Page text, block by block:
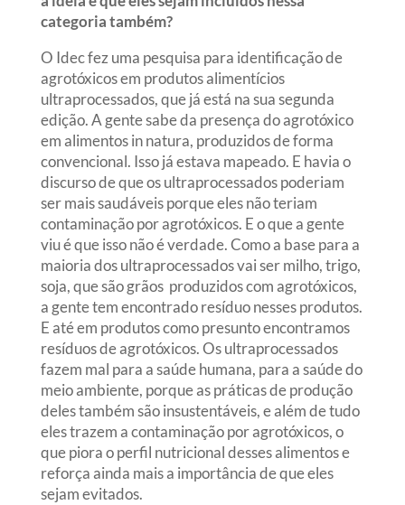
categoria também?
O Idec fez uma pesquisa para identificação de
agrotóxicos em produtos alimentícios
ultraprocessados, que já está na sua segunda
edição. A gente sabe da presença do agrotóxico
em alimentos in natura, produzidos de forma
convencional. Isso já estava mapeado. E havia o
discurso de que os ultraprocessados poderiam
ser mais saudáveis porque eles não teriam
contaminação por agrotóxicos. E o que a gente
viu é que isso não é verdade. Como a base para a
maioria dos ultraprocessados vai ser milho, trigo,
soja, que são grãos produzidos com agrotóxicos,
a gente tem encontrado resíduo nesses produtos.
E até em produtos como presunto encontramos
resíduos de agrotóxicos. Os ultraprocessados
fazem mal para a saúde humana, para a saúde do
meio ambiente, porque as práticas de produção
deles também são insustentáveis, e além de tudo
eles trazem a contaminação por agrotóxicos, o
que piora o perfil nutricional desses alimentos e
reforça ainda mais a importância de que eles
sejam evitados.